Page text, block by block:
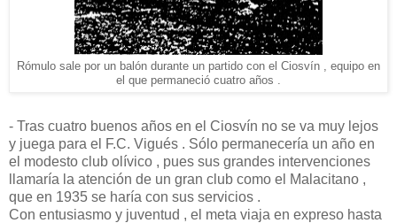
Rómulo sale por un balón durante un partido con el Ciosvín , equipo en
el que permaneció cuatro años .
- Tras cuatro buenos años en el Ciosvín no se va muy lejos
y juega para el F.C. Vigués . Sólo permanecería un año en
el modesto club olívico , pues sus grandes intervenciones
llamaría la atención de un gran club como el Malacitano ,
que en 1935 se haría con sus servicios .
Con entusiasmo y juventud , el meta viaja en expreso hasta